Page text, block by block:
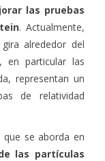
las pruebas
. Actualmente,
alrededor del
en particular las
representan un
de relatividad
que se aborda en
las partículas